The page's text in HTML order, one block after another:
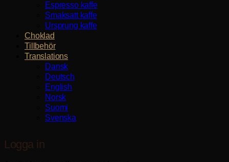
Espresso kaffe
Smaksatt kaffe
Ursprung kaffe
Choklad
Tillbehör
Translations
Dansk
Deutsch
English
Norsk
Suomi
Svenska
Logga in